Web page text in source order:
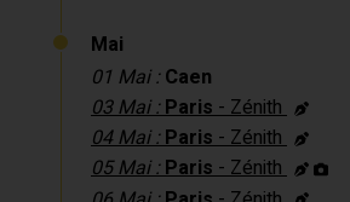
Mai
01 Mai : Caen
03 Mai :Paris- Zénith
04 Mai :Paris- Zénith
05 Mai :Paris- Zénith